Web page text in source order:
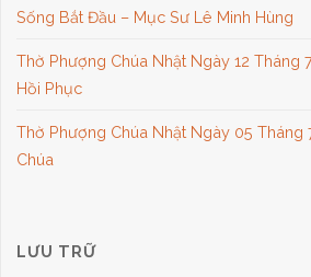
Sống Bắt Đầu – Mục Sư Lê Minh Hùng
Thờ Phượng Chúa Nhật Ngày 12 Tháng
Hồi Phục
Thờ Phượng Chúa Nhật Ngày 05 Tháng
Chúa
LƯU TRỮ